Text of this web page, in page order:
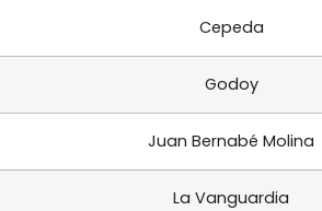
Cepeda
Godoy
Juan Bernabé Molina
La Vanguardia